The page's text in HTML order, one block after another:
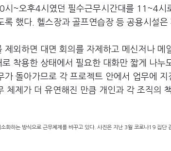
시~오후4시였던 필수근무시간대를 11~4시
록 했다. 헬스장과 골프연습장 등 공용시설은
제외하면 대면 회의를 자제하고 메신저나 메
착용한 상태에서 필요한 대화만 짧게 나
가 돌아가므로 각 프로젝트 안에서 업무에
체제가 더 유연해진 만큼 개인과 각 조직의
화하는 방식으로 근무체제를 바꾸고 있다. 사진은 지난 3월 코로나19 집단